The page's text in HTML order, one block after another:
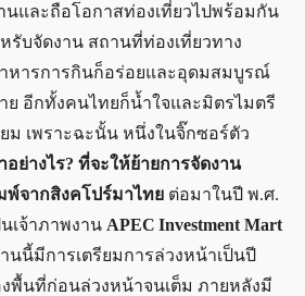
และถือโอกาสท่องเที่ยวไปพร้อมกัน
รับจัดงาน สถานที่ท่องเที่ยวทาง
หารการกินก็อร่อยและอุดมสมบูรณ์
อีกทั้งคนไทยก็น้ำใจและมิตรไมตรี
ม เพราะฉะนั้น หนึ่งในจิ๊กซอร์ตัว
อย่างไร? ที่จะให้ย้ายการจัดงาน
จากสิงคโปร์มาไทย ต่อมาในปี พ.ศ.
นเจ้าภาพงาน APEC Investment Mart
านนี้มีการเตรียมการล่วงหน้าเป็นปี
พื้นที่ก่อนล่วงหน้าจนเต็ม ภายหลังมี